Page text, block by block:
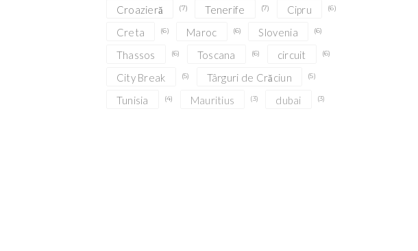
Croazieră (7) Tenerife (7) Cipru (6)
Creta (6) Maroc (6) Slovenia (6)
Thassos (6) Toscana (6) circuit (6)
City Break (5) Târguri de Crăciun (5)
Tunisia (4) Mauritius (3) dubai (3)